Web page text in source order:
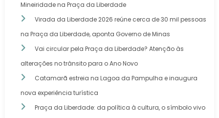
Mineiridade na Praça da Liberdade
Virada da Liberdade 2026 reúne cerca de 30 mil pessoas
na Praça da Liberdade, aponta Governo de Minas
Vai circular pela Praça da Liberdade? Atenção às
alterações no trânsito para o Ano Novo
Catamarã estreia na Lagoa da Pampulha e inaugura
nova experiência turística
Praça da Liberdade: da política à cultura, o símbolo vivo